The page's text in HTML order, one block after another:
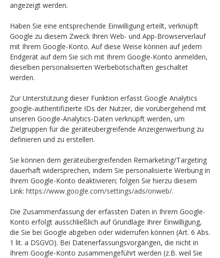
angezeigt werden.
Haben Sie eine entsprechende Einwilligung erteilt, verknüpft
Google zu diesem Zweck Ihren Web- und App-Browserverlauf
mit Ihrem Google-Konto. Auf diese Weise können auf jedem
Endgerät auf dem Sie sich mit Ihrem Google-Konto anmelden,
dieselben personalisierten Werbebotschaften geschaltet
werden.
Zur Unterstützung dieser Funktion erfasst Google Analytics
google-authentifizierte IDs der Nutzer, die vorübergehend mit
unseren Google-Analytics-Daten verknüpft werden, um
Zielgruppen für die geräteübergreifende Anzeigenwerbung zu
definieren und zu erstellen.
Sie können dem geräteübergreifenden Remarketing/Targeting
dauerhaft widersprechen, indem Sie personalisierte Werbung in
Ihrem Google-Konto deaktivieren; folgen Sie hierzu diesem
Link: https://www.google.com/settings/ads/onweb/.
Die Zusammenfassung der erfassten Daten in Ihrem Google-
Konto erfolgt ausschließlich auf Grundlage Ihrer Einwilligung,
die Sie bei Google abgeben oder widerrufen können (Art. 6 Abs.
1 lit. a DSGVO). Bei Datenerfassungsvorgängen, die nicht in
Ihrem Google-Konto zusammengeführt werden (z.B. weil Sie